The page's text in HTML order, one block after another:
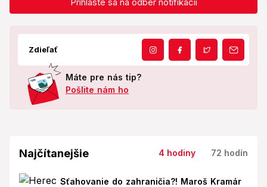
Zdieľať
Máte pre nás tip?
Pošlite nám ho
Najčítanejšie 4 hodiny 72 hodín
Sťahovanie do zahraničia?! Maroš Kramár